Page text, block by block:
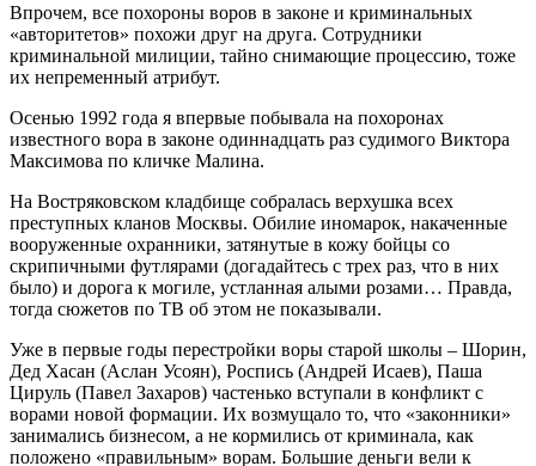
Впрочем, все похороны воров в законе и криминальных
«авторитетов» похожи друг на друга. Сотрудники
криминальной милиции, тайно снимающие процессию, тоже
их непременный атрибут.
Осенью 1992 года я впервые побывала на похоронах
известного вора в законе одиннадцать раз судимого Виктора
Максимова по кличке Малина.
На Востряковском кладбище собралась верхушка всех
преступных кланов Москвы. Обилие иномарок, накаченные
вооруженные охранники, затянутые в кожу бойцы со
скрипичными футлярами (догадайтесь с трех раз, что в них
было) и дорога к могиле, устланная алыми розами… Правда,
тогда сюжетов по ТВ об этом не показывали.
Уже в первые годы перестройки воры старой школы – Шорин,
Дед Хасан (Аслан Усоян), Роспись (Андрей Исаев), Паша
Цируль (Павел Захаров) частенько вступали в конфликт с
ворами новой формации. Их возмущало то, что «законники»
занимались бизнесом, а не кормились от криминала, как
положено «правильным» ворам. Большие деньги вели к